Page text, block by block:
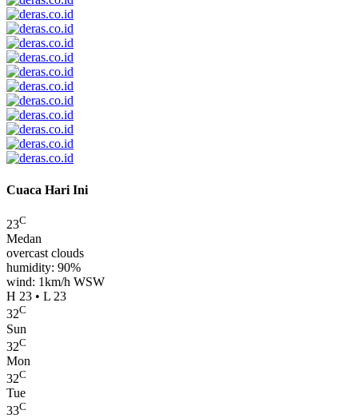
Cuaca Hari Ini
23C
Medan
overcast clouds
humidity: 90%
wind: 1km/h WSW
H 23 • L 23
32C
Sun
32C
Mon
32C
Tue
33C